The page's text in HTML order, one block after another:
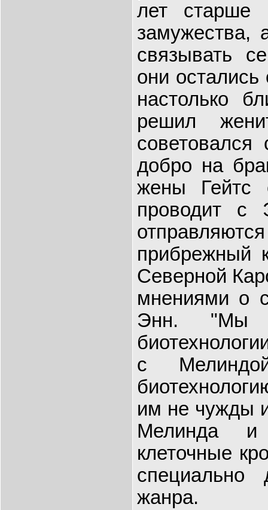
лет старше
замужества,
связывать
они остались
настолько
решил
добро на
жены Гейтс
проводит с
прибрежный
Северной
мнениями о
Энн. "Мы
с
им не чужды
Мелинда
клеточные
специально
жанра.